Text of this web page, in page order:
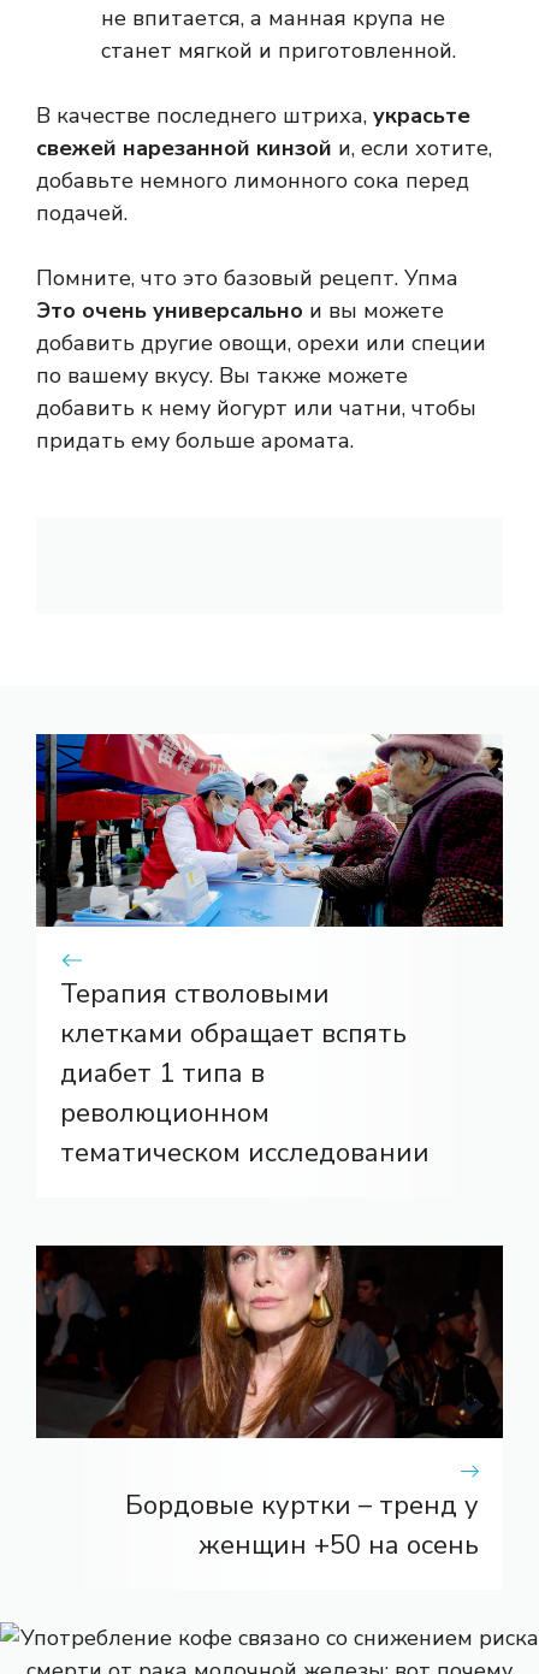
не впитается, а манная крупа не
станет мягкой и приготовленной.
В качестве последнего штриха, украсьте
свежей нарезанной кинзой и, если хотите,
добавьте немного лимонного сока перед
подачей.
Помните, что это базовый рецепт. Упма
Это очень универсально и вы можете
добавить другие овощи, орехи или специи
по вашему вкусу. Вы также можете
добавить к нему йогурт или чатни, чтобы
придать ему больше аромата.
Терапия стволовыми
клетками обращает вспять
диабет 1 типа в
революционном
тематическом исследовании
Бордовые куртки – тренд у
женщин +50 на осень